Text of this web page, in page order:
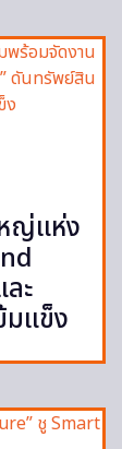
ญ่แห่ง
ะ
มแข็ง